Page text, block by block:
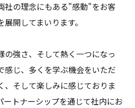
社の理念にもある"感動"をお客
開してまいります。
の強さ、そして熱く一つになっ
感じ、多くを学ぶ機会をいただ
、そして楽しみに感じておりま
ートナーシップを通じて社内にお